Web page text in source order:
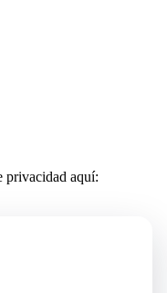
privacidad aquí: